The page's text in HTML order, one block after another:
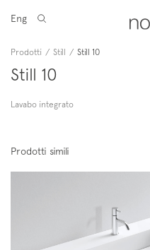
Eng
Prodotti / Still / Still 10
Still 10
Lavabo integrato
Prodotti simili